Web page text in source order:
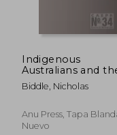
Indigenous
Australians and
National Disability
Insurance Scheme
Biddle, Nicholas
Anu Press, Tapa
Nuevo